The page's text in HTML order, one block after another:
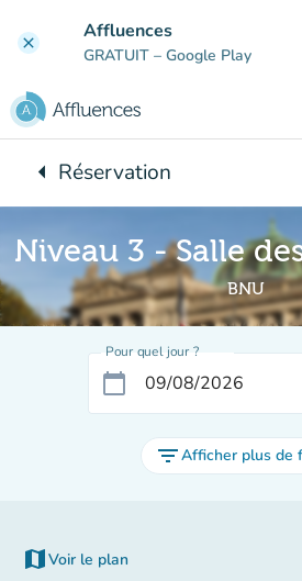
clear Affluences
GRATUIT – Google Play
arrow_leftRetour à :
Réservation
Niveau 3 - Salle
BNU
Pour quel jour ?
calendar_today
filter_listAfficher plus de
map Voir le plan
(nouvel onglet)